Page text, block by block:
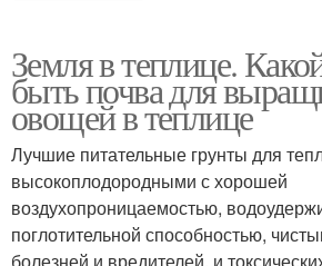
Земля в теплице.
быть почва для
овощей в теплице
Лучшие питательные грунты для
высокоплодородными с хорошей
воздухопроницаемостью,
поглотительной способностью,